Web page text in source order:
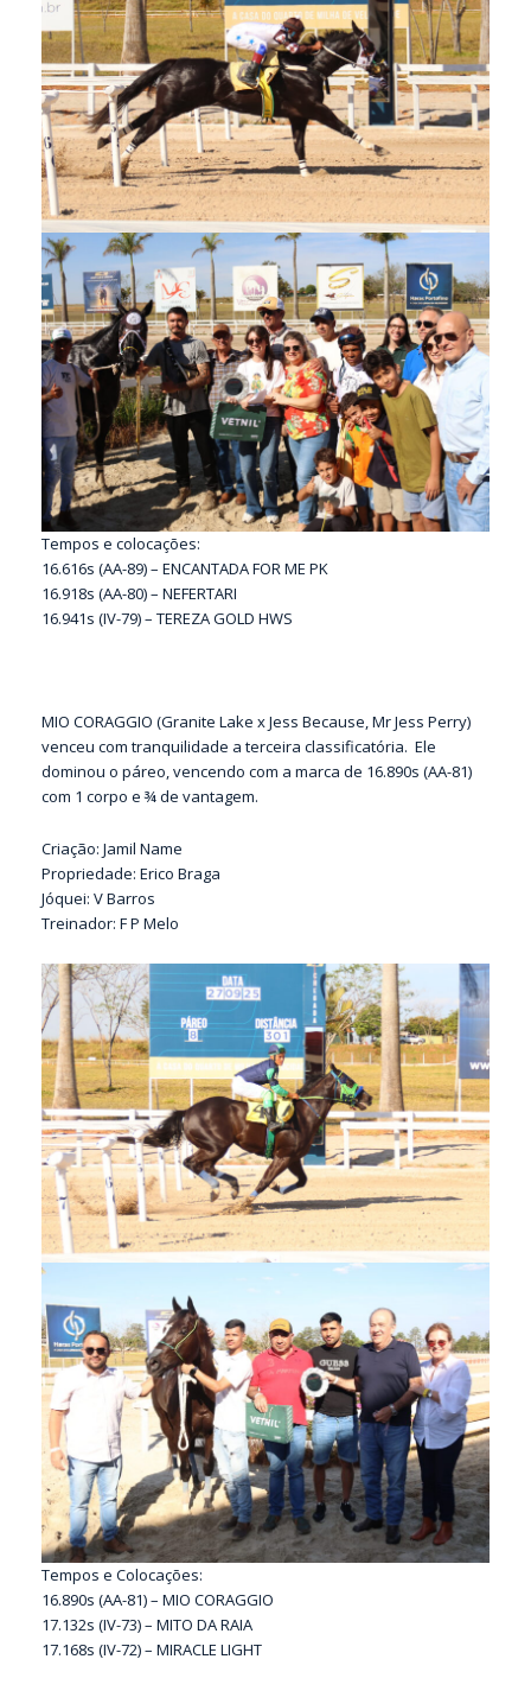
Tempos e colocações:
16.616s (AA-89) – ENCANTADA FOR ME PK
16.918s (AA-80) – NEFERTARI
16.941s (IV-79) – TEREZA GOLD HWS
MIO CORAGGIO (Granite Lake x Jess Because, Mr Jess Perry)
venceu com tranquilidade a terceira classificatória. Ele
dominou o páreo, vencendo com a marca de 16.890s (AA-81)
com 1 corpo e ¾ de vantagem.
Criação: Jamil Name
Propriedade: Erico Braga
Jóquei: V Barros
Treinador: F P Melo
Tempos e Colocações:
16.890s (AA-81) – MIO CORAGGIO
17.132s (IV-73) – MITO DA RAIA
17.168s (IV-72) – MIRACLE LIGHT